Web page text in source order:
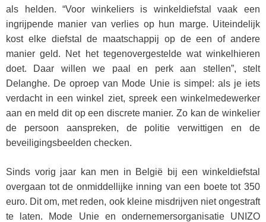
als helden. “Voor winkeliers is winkeldiefstal vaak een
ingrijpende manier van verlies op hun marge. Uiteindelijk
kost elke diefstal de maatschappij op de een of andere
manier geld. Net het tegenovergestelde wat winkelhieren
doet. Daar willen we paal en perk aan stellen”, stelt
Delanghe. De oproep van Mode Unie is simpel: als je iets
verdacht in een winkel ziet, spreek een winkelmedewerker
aan en meld dit op een discrete manier. Zo kan de winkelier
de persoon aanspreken, de politie verwittigen en de
beveiligingsbeelden checken.
Sinds vorig jaar kan men in België bij een winkeldiefstal
overgaan tot de onmiddellijke inning van een boete tot 350
euro. Dit om, met reden, ook kleine misdrijven niet ongestraft
te laten. Mode Unie en ondernemersorganisatie UNIZO